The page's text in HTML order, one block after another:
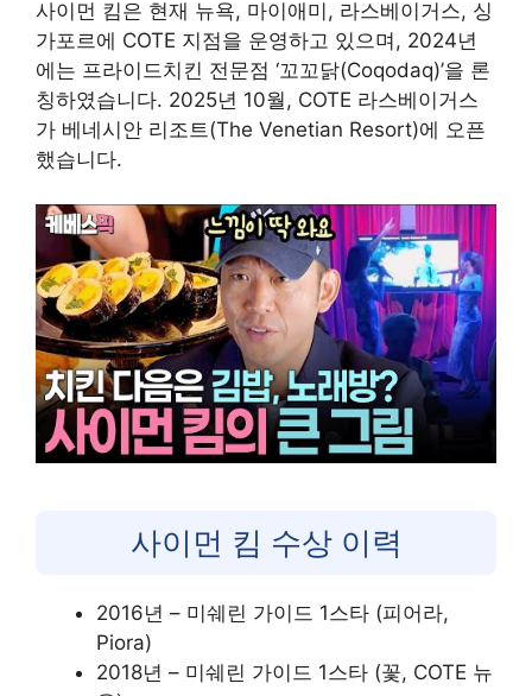
사이먼 킴은 현재 뉴욕, 마이애미, 라스베이거스, 싱
가포르에 COTE 지점을 운영하고 있으며, 2024년
에는 프라이드치킨 전문점 ‘꼬꼬닭(Coqodaq)’을 론
칭하였습니다. 2025년 10월, COTE 라스베이거스
가 베네시안 리조트(The Venetian Resort)에 오픈
했습니다.
사이먼 킴 수상 이력
2016년 – 미쉐린 가이드 1스타 (피어라,
Piora)
2018년 – 미쉐린 가이드 1스타 (꽃, COTE 뉴